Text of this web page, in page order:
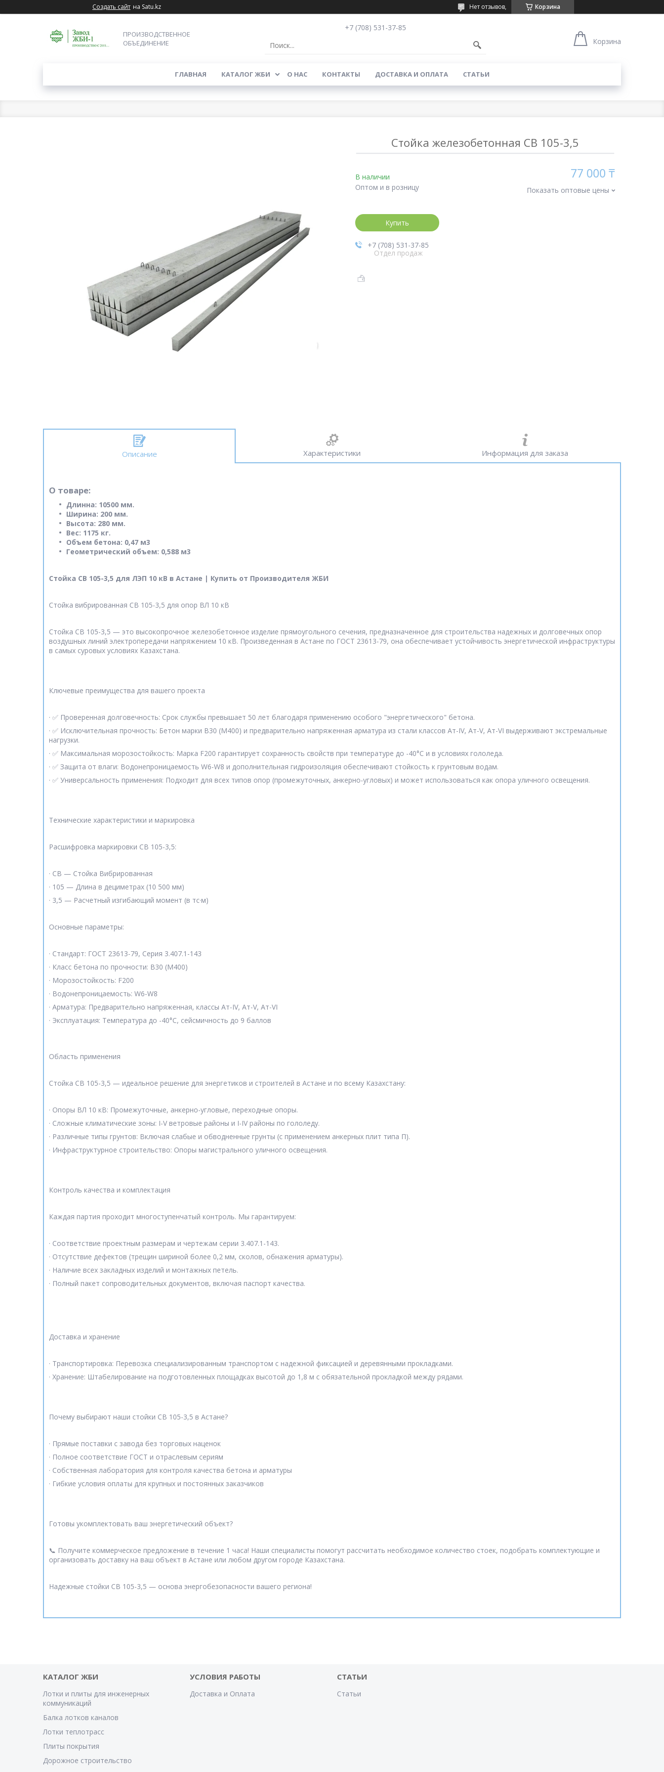
Создать сайт на Satu.kz Корзина
Нет отзывов,
ПРОИЗВОДСТВЕННОЕ
ОБЪЕДИНЕНИЕ
+7 (708) 531-37-85
Корзина
ГЛАВНАЯ КАТАЛОГ ЖБИ О НАС КОНТАКТЫ ДОСТАВКА И ОПЛАТА СТАТЬИ
Стойка железобетонная СВ 105-3,5
В наличии
Оптом и в розницу
77 000 ₸
Показать оптовые цены
Купить
+7 (708) 531-37-85
Отдел продаж
Описание Характеристики Информация для заказа
О товаре:
Длинна: 10500 мм.
Ширина: 200 мм.
Высота: 280 мм.
Вес: 1175 кг.
Объем бетона: 0,47 м3
Геометрический объем: 0,588 м3
Стойка СВ 105-3,5 для ЛЭП 10 кВ в Астане | Купить от Производителя ЖБИ
Стойка вибрированная СВ 105-3,5 для опор ВЛ 10 кВ
Стойка СВ 105-3,5 — это высокопрочное железобетонное изделие прямоугольного сечения, предназначенное для строительства надежных и долговечных опор
воздушных линий электропередачи напряжением 10 кВ. Произведенная в Астане по ГОСТ 23613-79, она обеспечивает устойчивость энергетической инфраструктуры
в самых суровых условиях Казахстана.
Ключевые преимущества для вашего проекта
· ✅ Проверенная долговечность: Срок службы превышает 50 лет благодаря применению особого "энергетического" бетона.
· ✅ Исключительная прочность: Бетон марки В30 (М400) и предварительно напряженная арматура из стали классов Ат-IV, Ат-V, Ат-VI выдерживают экстремальные
нагрузки.
· ✅ Максимальная морозостойкость: Марка F200 гарантирует сохранность свойств при температуре до -40°C и в условиях гололеда.
· ✅ Защита от влаги: Водонепроницаемость W6-W8 и дополнительная гидроизоляция обеспечивают стойкость к грунтовым водам.
· ✅ Универсальность применения: Подходит для всех типов опор (промежуточных, анкерно-угловых) и может использоваться как опора уличного освещения.
Технические характеристики и маркировка
Расшифровка маркировки СВ 105-3,5:
· СВ — Стойка Вибрированная
· 105 — Длина в дециметрах (10 500 мм)
· 3,5 — Расчетный изгибающий момент (в тс·м)
Основные параметры:
· Стандарт: ГОСТ 23613-79, Серия 3.407.1-143
· Класс бетона по прочности: В30 (М400)
· Морозостойкость: F200
· Водонепроницаемость: W6-W8
· Арматура: Предварительно напряженная, классы Ат-IV, Ат-V, Ат-VI
· Эксплуатация: Температура до -40°C, сейсмичность до 9 баллов
Область применения
Стойка СВ 105-3,5 — идеальное решение для энергетиков и строителей в Астане и по всему Казахстану:
· Опоры ВЛ 10 кВ: Промежуточные, анкерно-угловые, переходные опоры.
· Сложные климатические зоны: I-V ветровые районы и I-IV районы по гололеду.
· Различные типы грунтов: Включая слабые и обводненные грунты (с применением анкерных плит типа П).
· Инфраструктурное строительство: Опоры магистрального уличного освещения.
Контроль качества и комплектация
Каждая партия проходит многоступенчатый контроль. Мы гарантируем:
· Соответствие проектным размерам и чертежам серии 3.407.1-143.
· Отсутствие дефектов (трещин шириной более 0,2 мм, сколов, обнажения арматуры).
· Наличие всех закладных изделий и монтажных петель.
· Полный пакет сопроводительных документов, включая паспорт качества.
Доставка и хранение
· Транспортировка: Перевозка специализированным транспортом с надежной фиксацией и деревянными прокладками.
· Хранение: Штабелирование на подготовленных площадках высотой до 1,8 м с обязательной прокладкой между рядами.
Почему выбирают наши стойки СВ 105-3,5 в Астане?
· Прямые поставки с завода без торговых наценок
· Полное соответствие ГОСТ и отраслевым сериям
· Собственная лаборатория для контроля качества бетона и арматуры
· Гибкие условия оплаты для крупных и постоянных заказчиков
Готовы укомплектовать ваш энергетический объект?
📞 Получите коммерческое предложение в течение 1 часа! Наши специалисты помогут рассчитать необходимое количество стоек, подобрать комплектующие и
организовать доставку на ваш объект в Астане или любом другом городе Казахстана.
Надежные стойки СВ 105-3,5 — основа энергобезопасности вашего региона!
КАТАЛОГ ЖБИ
Лотки и плиты для инженерных
коммуникаций
Балка лотков каналов
Лотки теплотрасс
Плиты покрытия
Дорожное строительство
УСЛОВИЯ РАБОТЫ
Доставка и Оплата
СТАТЬИ
Статьи